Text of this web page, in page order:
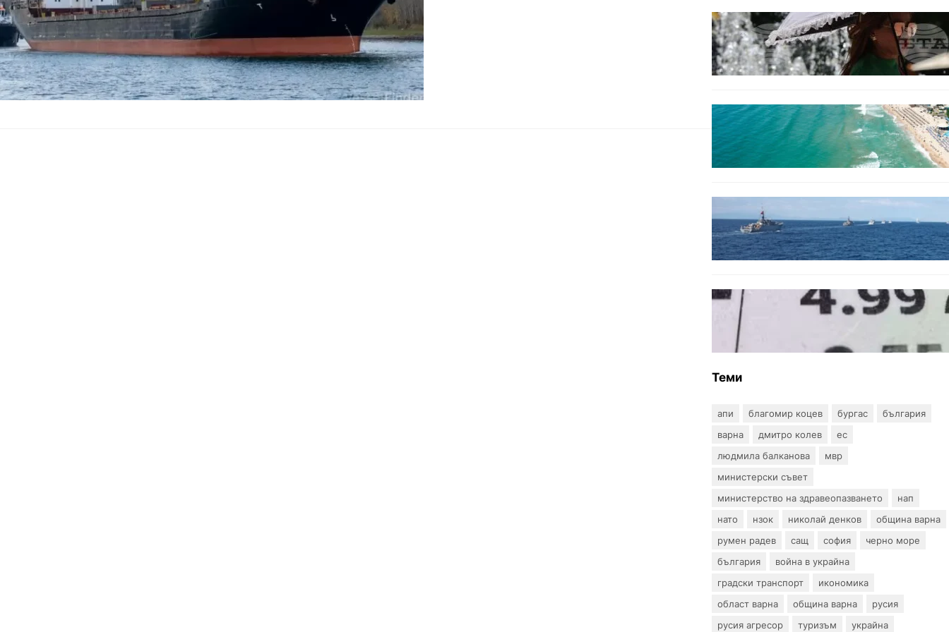
БЕЗ КАТЕГОРИЯ
Жега до 37°: НИМХ обяви
оранжев и жълт код за опасно
време.
ИКОНОМИКА
Интерактивна карта показва
всички водни бази по
Черноморието
Нов минен ловец за
българския флот пристига до
края на годината
БЪЛГАРИЯ
Левът изчезва от етикетите:
Теми
апи благомир коцев бургас
българия
варна
дмитро колев
ес
людмила балканова
мвр
министерски съвет
министерство на здравеопазването
нап
нато
нзок николай денков
община варна
румен радев
сащ софия
черно море
българия
война в украйна
градски транспорт
икономика
област варна
община варна
русия
русия агресор
туризъм украйна